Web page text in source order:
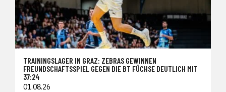
TRAININGSLAGER IN GRAZ: ZEBRAS GEWINNEN
FREUNDSCHAFTSSPIEL GEGEN DIE BT FÜCHSE DEUTLICH MIT
37:24
01.08.26